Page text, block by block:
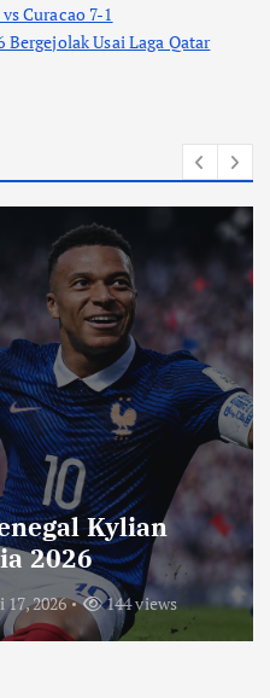
Curacao 7-1
Bergejolak Usai Laga Qatar
Kylian
2026
17, 2026 144 views